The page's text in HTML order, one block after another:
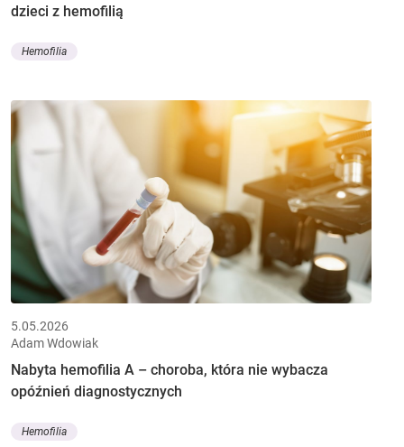
dzieci z hemofilią
Hemofilia
5.05.2026
Adam Wdowiak
Nabyta hemofilia A – choroba, która nie wybacza
opóźnień diagnostycznych
Hemofilia